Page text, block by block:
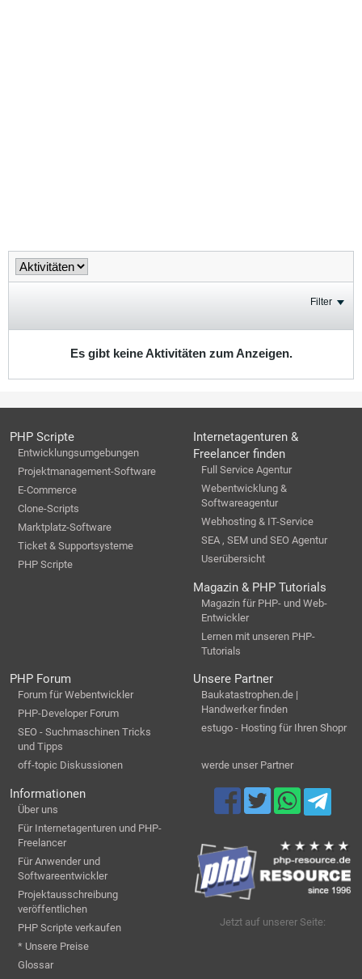
Filter
Es gibt keine Aktivitäten zum Anzeigen.
PHP Scripte
Entwicklungsumgebungen
Projektmanagement-Software
E-Commerce
Clone-Scripts
Marktplatz-Software
Ticket & Supportsysteme
PHP Scripte
Internetagenturen &
Freelancer finden
Full Service Agentur
Webentwicklung &
Softwareagentur
Webhosting & IT-Service
SEA , SEM und SEO Agentur
Userübersicht
Magazin & PHP Tutorials
Magazin für PHP- und Web-
Entwickler
Lernen mit unseren PHP-
Tutorials
PHP Forum
Forum für Webentwickler
PHP-Developer Forum
SEO - Suchmaschinen Tricks
und Tipps
off-topic Diskussionen
Unsere Partner
Baukatastrophen.de |
Handwerker finden
estugo - Hosting für Ihren Shopr
werde unser Partner
Informationen
Über uns
Für Internetagenturen und PHP-
Freelancer
Für Anwender und
Softwareentwickler
Projektausschreibung
veröffentlichen
PHP Scripte verkaufen
* Unsere Preise
Glossar
Jetzt auf unserer Seite: